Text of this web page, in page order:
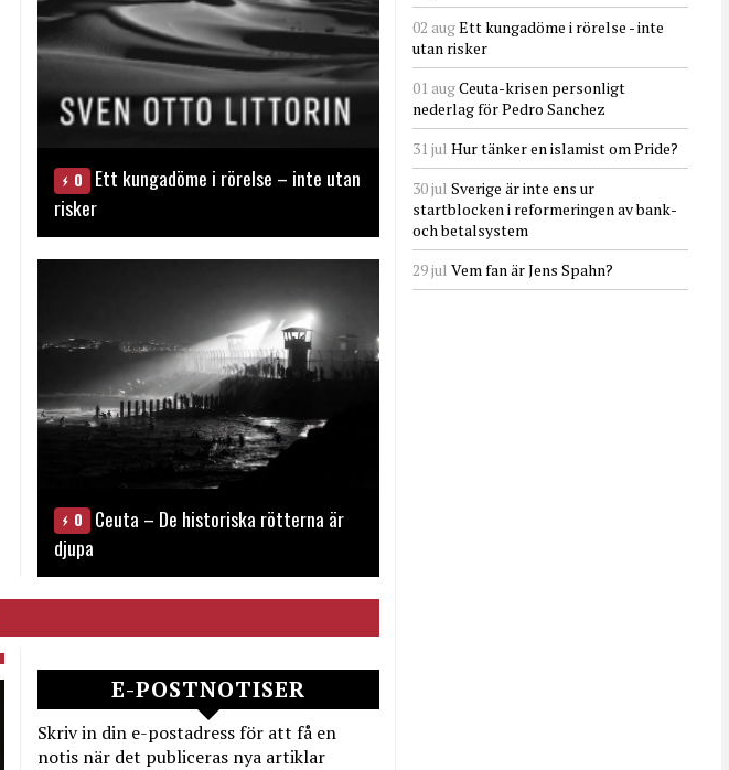
0
Ett kungadöme i rörelse – inte utan
risker
0
Ceuta – De historiska rötterna är
djupa
E-POSTNOTISER
Skriv in din e-postadress för att få en
notis när det publiceras nya artiklar
02 augEtt kungadöme i rörelse - inte
utan risker
01 augCeuta-krisen personligt
nederlag för Pedro Sanchez
31 jul Hur tänker en islamist om Pride?
30 jul Sverige är inte ens ur
startblocken i reformeringen av bank-
och betalsystem
29 jul Vem fan är Jens Spahn?